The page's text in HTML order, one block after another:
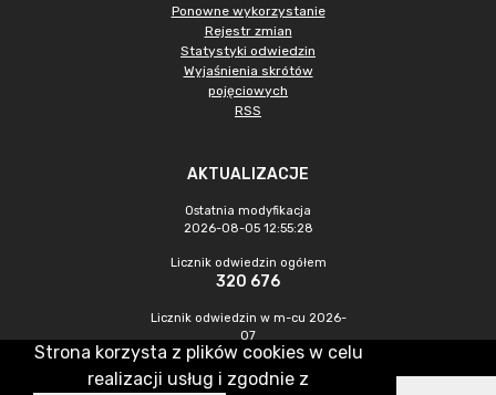
Ponowne wykorzystanie
Rejestr zmian
Statystyki odwiedzin
Wyjaśnienia skrótów
pojęciowych
RSS
AKTUALIZACJE
Ostatnia modyfikacja
2026-08-05 12:55:28
Licznik odwiedzin ogółem
320 676
Licznik odwiedzin w m-cu 2026-
07
735
Strona korzysta z plików cookies w celu
realizacji usług i zgodnie z